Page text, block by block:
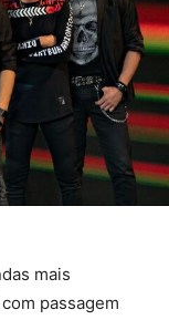
mais
passagem